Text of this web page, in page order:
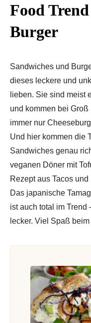
Food
Burger
Sandwiches und
dieses leckere und
lieben. Sie sind meist
und kommen bei
immer nur
Und hier kommen die
Sandwiches genau
veganen Döner mit
Rezept aus Tacos
Das japanische
ist auch total im Trend
lecker. Viel Spaß